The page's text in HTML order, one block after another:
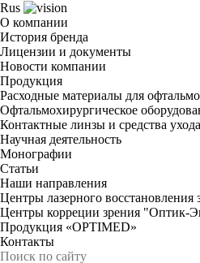
Rus
О компании
История бренда
Лицензии и документы
Новости компании
Продукция
Расходные материалы для
Офтальмохирургическое
Контактные линзы и средства
Научная деятельность
Монографии
Статьи
Наши направления
Центры лазерного
Центры корреции зрения "Оптик-
Продукция «OPTIMED»
Контакты